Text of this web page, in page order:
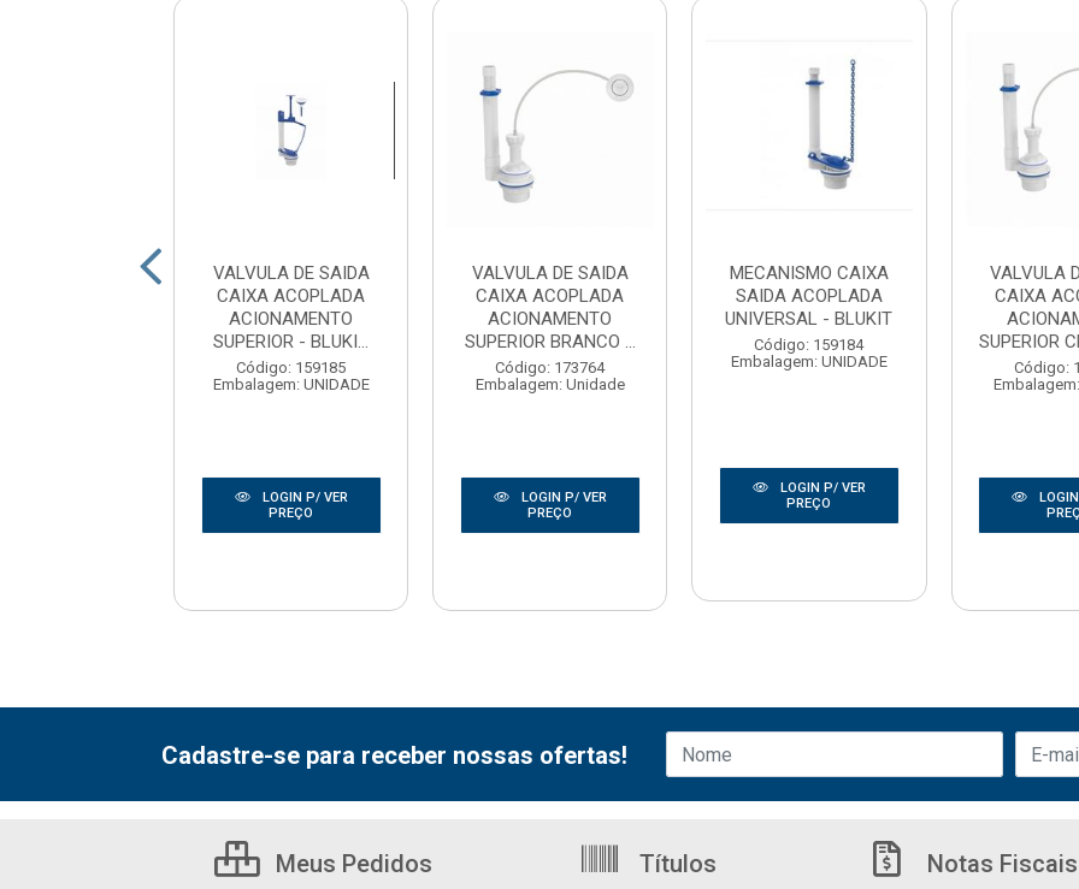
VALVULA DE SAIDA
CAIXA ACOPLADA
ACIONAMENTO
SUPERIOR - BLUKI...
Código: 159185
Embalagem: UNIDADE
LOGIN P/ VER
PREÇO
VALVULA DE SAIDA
CAIXA ACOPLADA
ACIONAMENTO
SUPERIOR BRANCO ...
Código: 173764
Embalagem: Unidade
LOGIN P/ VER
PREÇO
MECANISMO CAIXA
SAIDA ACOPLADA
UNIVERSAL - BLUKIT
Código: 159184
Embalagem: UNIDADE
LOGIN P/ VER
PREÇO
VALVULA
CAIXA
SUPERIOR
Código:
Cadastre-se para receber nossas ofertas!
Meus Pedidos Títulos Notas Fiscais